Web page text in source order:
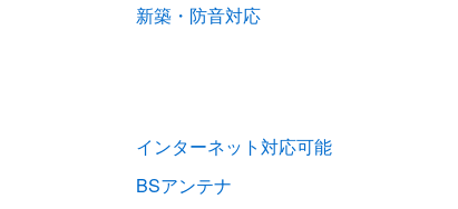
新築・防音対応
インターネット対応可能
BSアンテナ